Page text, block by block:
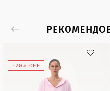
-20% OFF